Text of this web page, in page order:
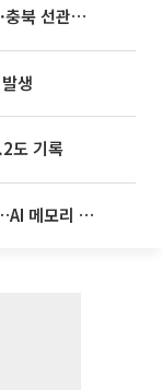
추가 압수수색
생
도 기록
SK하이닉스, 용인·청주에 54조 투자…AI 메모리 생산기지 키운다